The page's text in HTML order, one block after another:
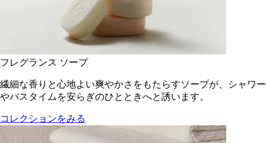
フレグランス ソープ
繊細な香りと心地よい爽やかさをもたらすソープが、シャワー
やバスタイムを安らぎのひとときへと誘います。
コレクションをみる